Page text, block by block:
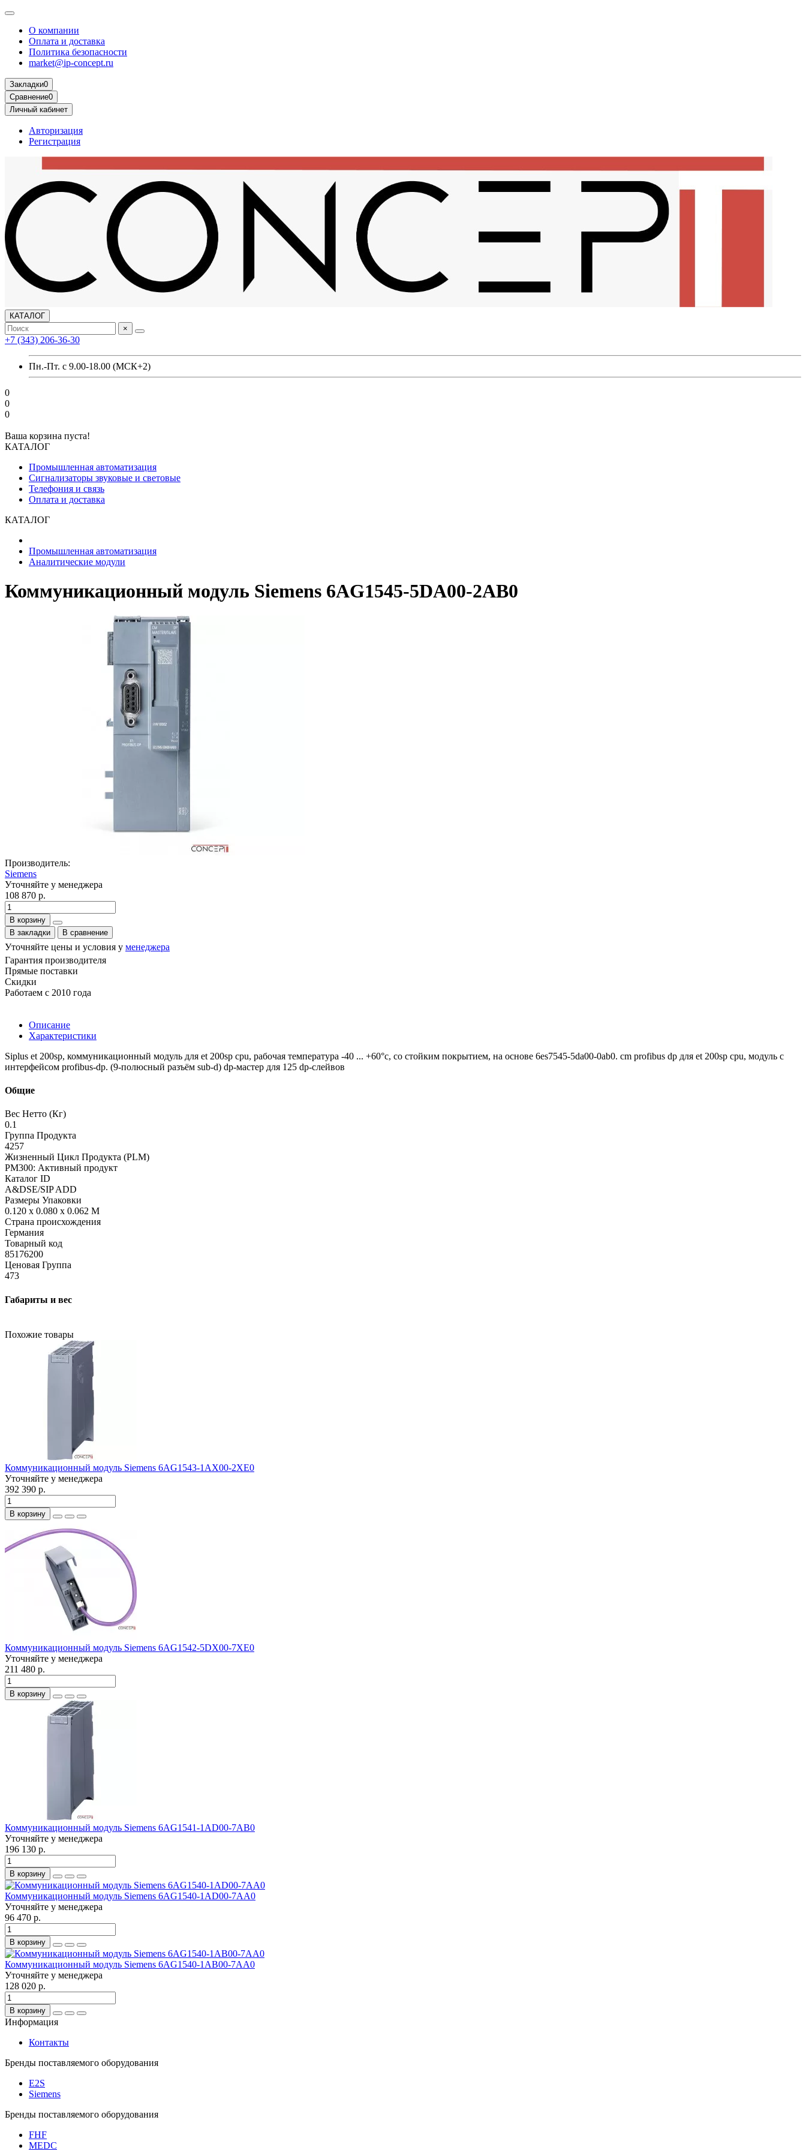
О компании
Оплата и доставка
Политика безопасности
market@ip-concept.ru
Закладки0
Сравнение0
Личный кабинет
Авторизация
Регистрация
КАТАЛОГ
×
+7 (343) 206-36-30
Пн.-Пт. с 9.00-18.00 (МСК+2)
0
0
0
Ваша корзина пуста!
КАТАЛОГ
Промышленная автоматизация
Сигнализаторы звуковые и световые
Телефония и связь
Оплата и доставка
КАТАЛОГ
Промышленная автоматизация
Аналитические модули
Коммуникационный модуль Siemens 6AG1545-5DA00-2AB0
Производитель:
Siemens
Уточняйте у менеджера
108 870 р.
В корзину
В закладки
В сравнение
Уточняйте цены и условия у менеджера
Гарантия производителя
Прямые поставки
Скидки
Работаем с 2010 года
Описание
Характеристики
Siplus et 200sp, коммуникационный модуль для et 200sp cpu, рабочая температура -40 ... +60°c, со стойким покрытием, на основе 6es7545-5da00-0ab0. cm profibus dp для et 200sp cpu, модуль с
интерфейсом profibus-dp. (9-полюсный разъём sub-d) dp-мастер для 125 dp-слейвов
Общие
Вес Нетто (Кг)
0.1
Группа Продукта
4257
Жизненный Цикл Продукта (PLM)
PM300: Активный продукт
Каталог ID
A&DSE/SIP ADD
Размеры Упаковки
0.120 x 0.080 x 0.062 M
Страна происхождения
Германия
Товарный код
85176200
Ценовая Группа
473
Габариты и вес
Похожие товары
Коммуникационный модуль Siemens 6AG1543-1AX00-2XE0
Уточняйте у менеджера
392 390 р.
В корзину
Коммуникационный модуль Siemens 6AG1542-5DX00-7XE0
Уточняйте у менеджера
211 480 р.
В корзину
Коммуникационный модуль Siemens 6AG1541-1AD00-7AB0
Уточняйте у менеджера
196 130 р.
В корзину
Коммуникационный модуль Siemens 6AG1540-1AD00-7AA0
Уточняйте у менеджера
96 470 р.
В корзину
Коммуникационный модуль Siemens 6AG1540-1AB00-7AA0
Уточняйте у менеджера
128 020 р.
В корзину
Информация
Контакты
Бренды поставляемого оборудования
E2S
Siemens
Бренды поставляемого оборудования
FHF
MEDC